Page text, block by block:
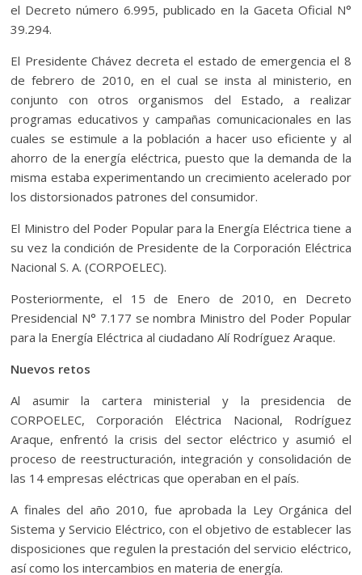
el Decreto número 6.995, publicado en la Gaceta Oficial N°
39.294.
El Presidente Chávez decreta el estado de emergencia el 8
de febrero de 2010, en el cual se insta al ministerio, en
conjunto con otros organismos del Estado, a realizar
programas educativos y campañas comunicacionales en las
cuales se estimule a la población a hacer uso eficiente y al
ahorro de la energía eléctrica, puesto que la demanda de la
misma estaba experimentando un crecimiento acelerado por
los distorsionados patrones del consumidor.
El Ministro del Poder Popular para la Energía Eléctrica tiene a
su vez la condición de Presidente de la Corporación Eléctrica
Nacional S. A. (CORPOELEC).
Posteriormente, el 15 de Enero de 2010, en Decreto
Presidencial N° 7.177 se nombra Ministro del Poder Popular
para la Energía Eléctrica al ciudadano Alí Rodríguez Araque.
Nuevos retos
Al asumir la cartera ministerial y la presidencia de
CORPOELEC, Corporación Eléctrica Nacional, Rodríguez
Araque, enfrentó la crisis del sector eléctrico y asumió el
proceso de reestructuración, integración y consolidación de
las 14 empresas eléctricas que operaban en el país.
A finales del año 2010, fue aprobada la Ley Orgánica del
Sistema y Servicio Eléctrico, con el objetivo de establecer las
disposiciones que regulen la prestación del servicio eléctrico,
así como los intercambios en materia de energía.